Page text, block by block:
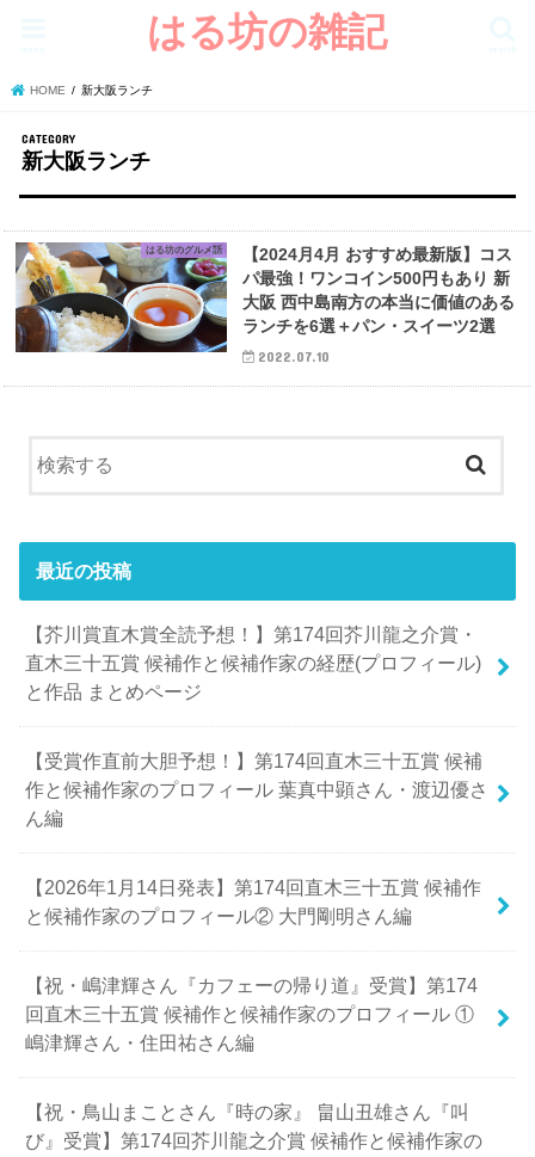
はる坊の雑記
HOME 新大阪ランチ
新大阪ランチ
はる坊のグルメ話
【2024月4月 おすすめ最新版】コス
パ最強！ワンコイン500円もあり 新
大阪 西中島南方の本当に価値のある
ランチを6選＋パン・スイーツ2選
2022.07.10
最近の投稿
【芥川賞直木賞全読予想！】第174回芥川龍之介賞・
直木三十五賞 候補作と候補作家の経歴(プロフィール)
と作品 まとめページ
【受賞作直前大胆予想！】第174回直木三十五賞 候補
作と候補作家のプロフィール 葉真中顕さん・渡辺優さ
ん編
【2026年1月14日発表】第174回直木三十五賞 候補作
と候補作家のプロフィール② 大門剛明さん編
【祝・嶋津輝さん『カフェーの帰り道』受賞】第174
回直木三十五賞 候補作と候補作家のプロフィール ①
嶋津輝さん・住田祐さん編
【祝・鳥山まことさん『時の家』 畠山丑雄さん『叫
び』受賞】第174回芥川龍之介賞 候補作と候補作家の